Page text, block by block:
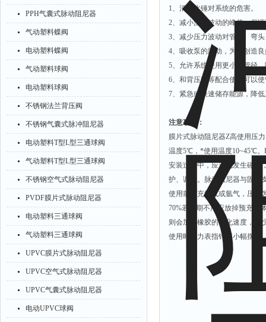
PPH气囊式脉动阻尼器
气动塑料蝶阀
电动塑料蝶阀
气动塑料球阀
电动塑料球阀
不锈钢法兰背压阀
不锈钢气囊式脉冲阻尼器
电动塑料T型L型三通球阀
气动塑料T型L型三通球阀
不锈钢空气式脉动阻尼器
PVDF膜片式脉动阻尼器
电动塑料三通球阀
气动塑料三通球阀
UPVC膜片式脉动阻尼器
UPVC空气式脉动阻尼器
UPVC气囊式脉动阻尼器
电动UPVC球阀
1、消除水锤对系统的危害。
2、减小流速波动的峰值，保
3、减少压力波动对管路、弯
4、吸收泵的脉动，为其创造
5、允许系统使用更小的管径
6、和背压阀等配合使用可以
7、紧急或快速储存能源，降
注意事项：
膜片式脉动阻尼器Z高使用压
温度5℃，*使用温度10~45℃。
安装过程中，应避免发生碰撞
护、调整。脉动阻尼器与固定
使用前预充氮气或氩气，压力
70%若长期不用应放掉预充气
则会加快橡胶的氧化速度，减
使用时压力表指针应小幅摆动